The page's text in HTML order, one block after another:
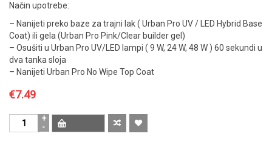
Način upotrebe:
– Nanijeti preko baze za trajni lak ( Urban Pro UV / LED Hybrid Base
Coat) ili gela (Urban Pro Pink/Clear builder gel)
– Osušiti u Urban Pro UV/LED lampi ( 9 W, 24 W, 48 W ) 60 sekundi u
dva tanka sloja
– Nanijeti Urban Pro No Wipe Top Coat
€7.49
Urban
Pro